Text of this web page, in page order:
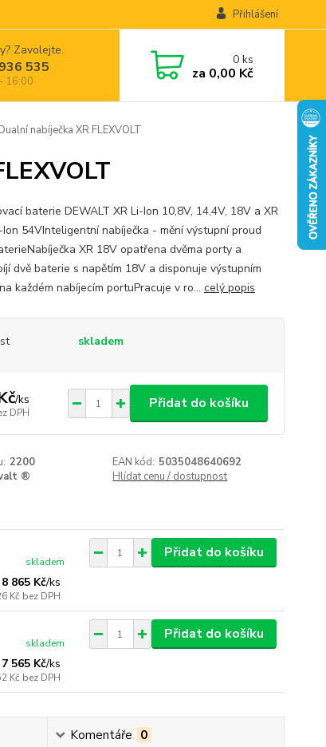
Přihlášení
Zavolejte.
535
16:00
0ks
za 0,00 Kč
nabíječka XR FLEXVOLT
baterie DEWALT XR Li-Ion 10,8V, 14,4V, 18V a XR
Ion 54VInteligentní nabíječka - mění výstupní proud
XR 18V opatřena dvěma porty a
dvě baterie s napětím 18V a disponuje výstupním
každém nabíjecím portuPracuje v ro... celý popis
skladem
/ks
DPH
Přidat do košíku
2200 EAN kód: 5035048640692
® Hlídat cenu / dostupnost
8 865 Kč/ks
Kč bez DPH
skladem
Přidat do košíku
7 565 Kč/ks
Kč bez DPH
skladem
Přidat do košíku
Komentáře 0